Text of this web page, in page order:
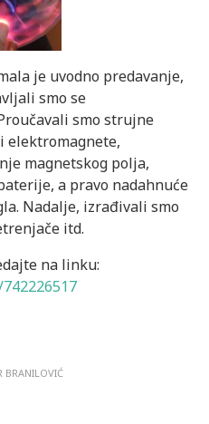
je uvodno predavanje,
smo se
smo strujne
elektromagnete,
magnetskog polja,
a pravo nadahnuće
Nadalje, izrađivali smo
itd.
na linku:
BRANILOVIĆ